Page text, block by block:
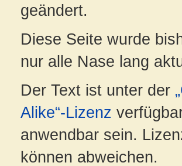
geändert.
Diese Seite wurde
nur alle Nase lang
Der Text ist unter der
Alike“-Lizenz
anwendbar sein.
können abweichen.